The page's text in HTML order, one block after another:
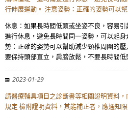
行伸展運動。 注意姿勢：正確的姿勢可以
休息：如果長時間低頭或坐姿不良，容易
進行休息，避免長時間同一姿勢，可以起
勢：正確的姿勢可以幫助減少頸椎周圍的
要保持頭部直立，肩膀放鬆，不要長時間
2023-01-29
請醫療輔具項目之診斷書等相關證明資料
規定 檢附證明資料，其能補正者，應通知限